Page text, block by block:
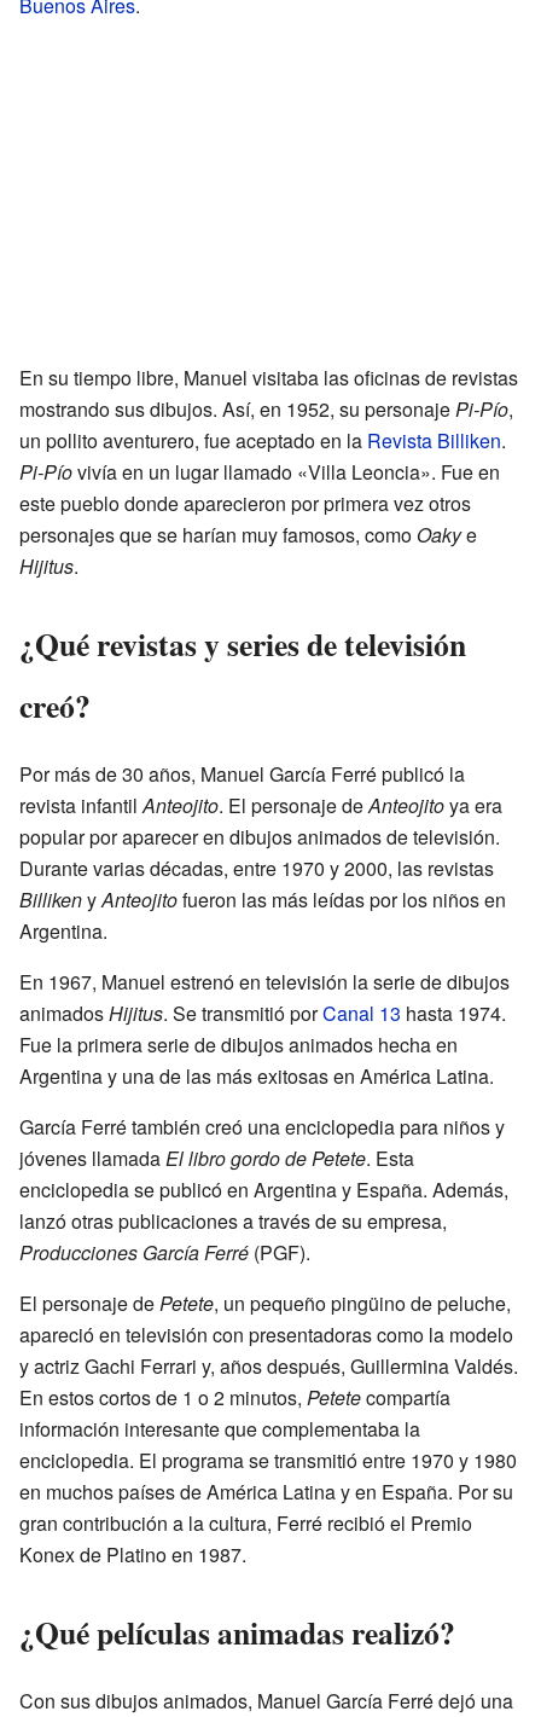
En su tiempo libre, Manuel visitaba las oficinas de revistas
mostrando sus dibujos. Así, en 1952, su personajePi-Pío,
un pollito aventurero, fue aceptado en la Revista Billiken.
Pi-Píovivía en un lugar llamado «Villa Leoncia». Fue en
este pueblo donde aparecieron por primera vez otros
personajes que se harían muy famosos, como Oakye
Hijitus.
¿Qué revistas y series de televisión
creó?
Por más de 30 años, Manuel García Ferré publicó la
revista infantilAnteojito. El personaje deAnteojitoya era
popular por aparecer en dibujos animados de televisión.
Durante varias décadas, entre 1970 y 2000, las revistas
BillikenyAnteojitofueron las más leídas por los niños en
Argentina.
En 1967, Manuel estrenó en televisión la serie de dibujos
animadosHijitus. Se transmitió porCanal 13 hasta 1974.
Fue la primera serie de dibujos animados hecha en
Argentina y una de las más exitosas en América Latina.
García Ferré también creó una enciclopedia para niños y
jóvenes llamadaEl libro gordo de Petete. Esta
enciclopedia se publicó en Argentina y España. Además,
lanzó otras publicaciones a través de su empresa,
Producciones García Ferré (PGF).
El personaje dePetete, un pequeño pingüino de peluche,
apareció en televisión con presentadoras como la modelo
y actriz Gachi Ferrari y, años después, Guillermina Valdés.
En estos cortos de 1 o 2 minutos, Petetecompartía
información interesante que complementaba la
enciclopedia. El programa se transmitió entre 1970 y 1980
en muchos países de América Latina y en España. Por su
gran contribución a la cultura, Ferré recibió el Premio
Konex de Platino en 1987.
¿Qué películas animadas realizó?
Con sus dibujos animados, Manuel García Ferré dejó una